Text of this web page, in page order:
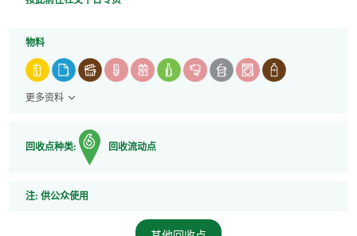
物料
更多资料
回收点种类: 回收流动点
注: 注
供公众使用